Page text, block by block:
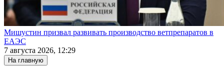
Мишустин призвал развивать производство ветпрепаратов в
ЕАЭС
7 августа 2026, 12:29
На главную